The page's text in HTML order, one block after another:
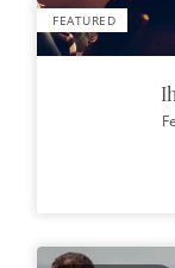
FEATURED